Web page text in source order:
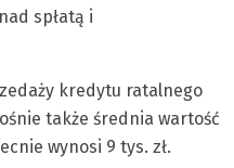
spłatą i
kredytu ratalnego
także średnia wartość
wynosi 9 tys. zł.